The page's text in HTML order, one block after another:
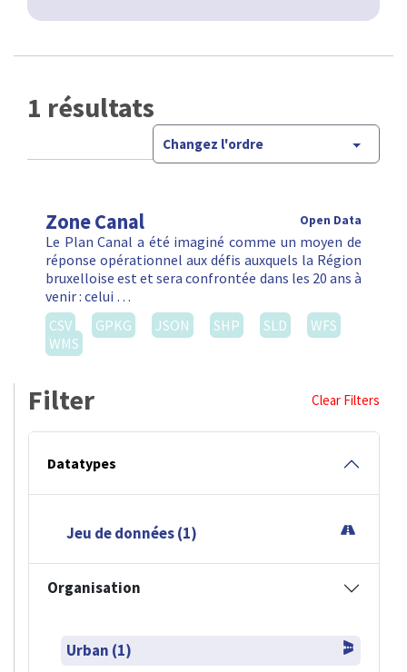
1 résultats
Changez l'ordre
Zone Canal Open Data
Le Plan Canal a été imaginé comme un moyen de
réponse opérationnel aux défis auxquels la Région
bruxelloise est et sera confrontée dans les 20 ans à
venir : celui …
CSV
GPKG JSON SHP SLD
WFS
WMS
Filter Clear Filters
Datatypes
Jeu de données (1)
Organisation
Urban (1)